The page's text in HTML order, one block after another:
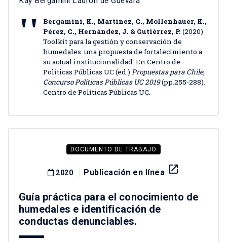
Bergamini, K., Martínez, C., Mollenhauer, K.,
Pérez, C., Hernández, J. & Gutiérrez, P. (2020)
Toolkit para la gestión y conservación de
humedales: una propuesta de fortalecimiento a
su actual institucionalidad. En Centro de
Políticas Públicas UC (ed.) Propuestas para Chile,
Concurso Políticas Públicas UC 2019(pp.255-288).
Centro de Políticas Públicas UC.
DOCUMENTO DE TRABAJO
2020 Publicación en línea launch
Guía práctica para el conocimiento de
humedales e identificación de
conductas denunciables.